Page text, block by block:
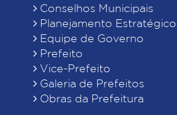
Conselhos Municipais
Planejamento Estratégico
Equipe de Governo
Prefeito
Vice-Prefeito
Galeria de Prefeitos
Obras da Prefeitura